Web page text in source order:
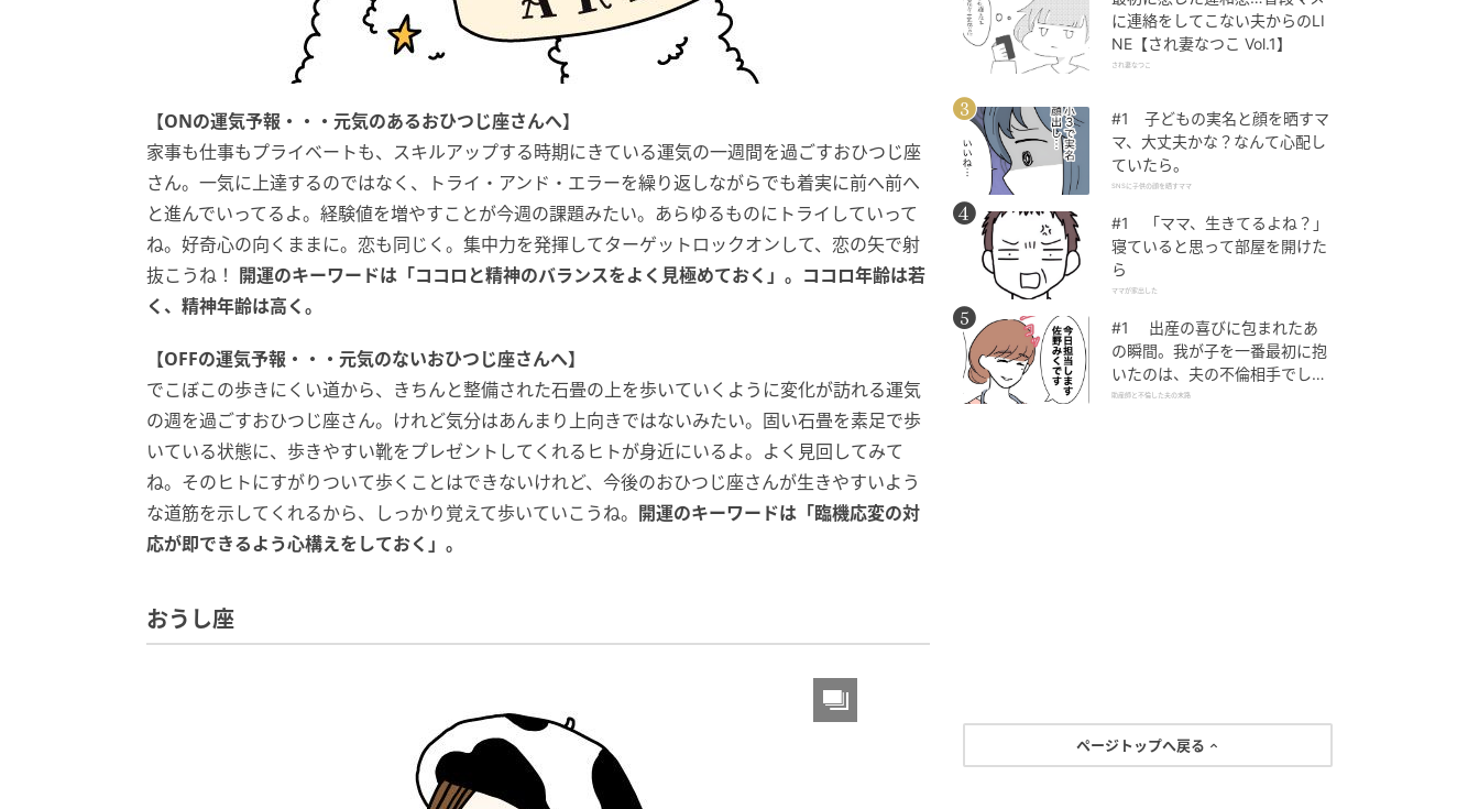
【ONの運気予報・・・元気のあるおひつじ座さんへ】
家事も仕事もプライベートも、スキルアップする時期にきている運気の一週間を過ごすおひつじ座
さん。一気に上達するのではなく、トライ・アンド・エラーを繰り返しながらでも着実に前へ前へ
と進んでいってるよ。経験値を増やすことが今週の課題みたい。あらゆるものにトライしていって
ね。好奇心の向くままに。恋も同じく。集中力を発揮してターゲットロックオンして、恋の矢で射
抜こうね！ 開運のキーワードは「ココロと精神のバランスをよく見極めておく」。ココロ年齢は若
く、精神年齢は高く。
【OFFの運気予報・・・元気のないおひつじ座さんへ】
でこぼこの歩きにくい道から、きちんと整備された石畳の上を歩いていくように変化が訪れる運気
の週を過ごすおひつじ座さん。けれど気分はあんまり上向きではないみたい。固い石畳を素足で歩
いている状態に、歩きやすい靴をプレゼントしてくれるヒトが身近にいるよ。よく見回してみて
ね。そのヒトにすがりついて歩くことはできないけれど、今後のおひつじ座さんが生きやすいよう
な道筋を示してくれるから、しっかり覚えて歩いていこうね。 開運のキーワードは「臨機応変の対
応が即できるよう心構えをしておく」。
おうし座
に連絡をしてこない夫からのLI
NE【され妻なつこ Vol.1】
され妻なつこ
#1 子どもの実名と顔を晒すマ
マ、大丈夫かな？なんて心配し
ていたら。
SNSに子供の顔を晒すママ
#1 「ママ、生きてるよね？」
寝ていると思って部屋を開けた
ら
ママが家出した
#1 出産の喜びに包まれたあ
の瞬間。我が子を一番最初に抱
いたのは、夫の不倫相手でし
た。
助産師と不倫した夫の末路
ページトップへ戻る